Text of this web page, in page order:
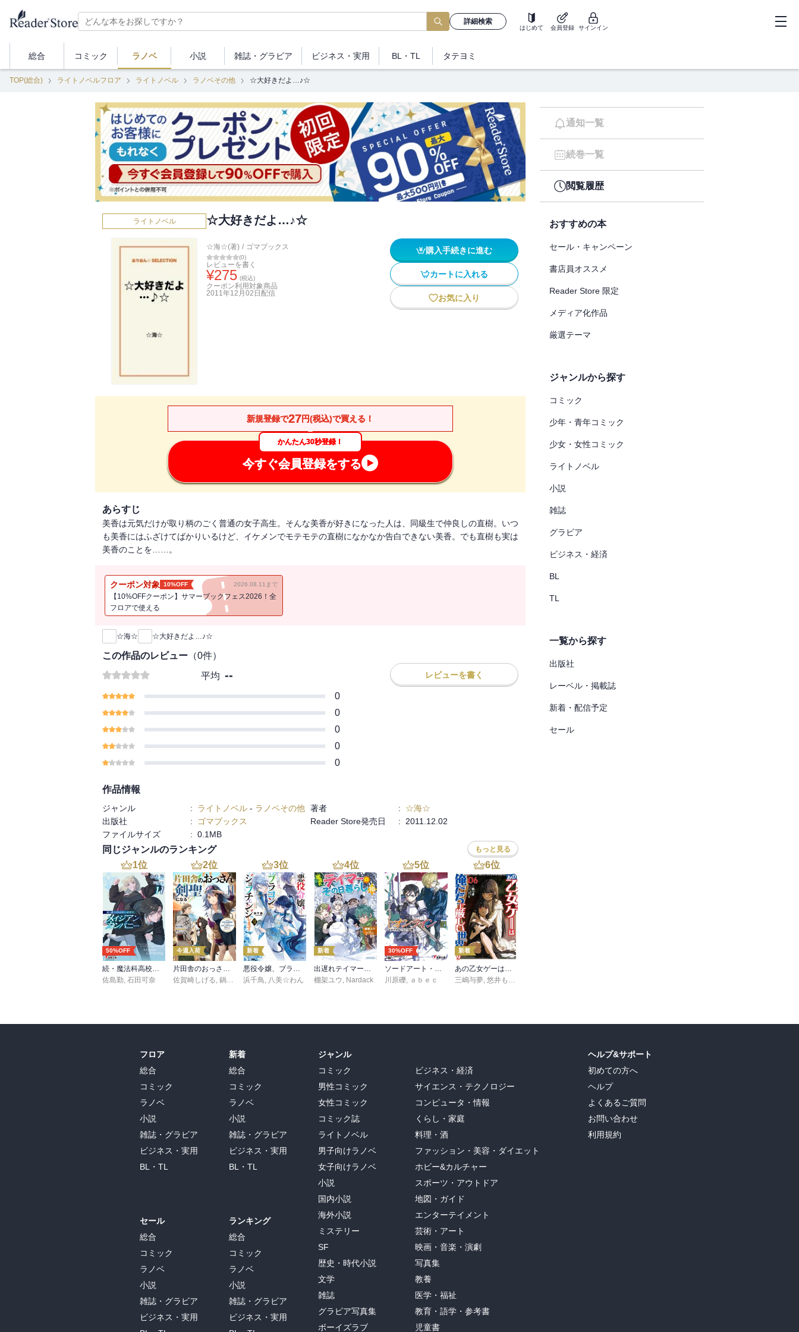
詳細検索
はじめて 会員登録 サインイン
総合 コミック ラノベ 小説 雑誌・ グラビア ビジネス ・実用 BL・TL タテヨミ
TOP(総合) ライトノベルフロア ライトノベル ラノベその他 ☆大好きだよ…♪☆
ライトノベル ☆大好きだよ…♪☆
☆海☆(著) / ゴマブックス
(0)
レビューを書く
¥275 (税込)
クーポン利用対象商品
2011年12月02日 配信
購入手続きに進む
カートに入れる
お気に入り
新規登録で27円(税込)で買える！
かんたん30秒登録！
今すぐ会員登録をする
あらすじ
美香は元気だけが取り柄のごく普通の女子高生。そんな美香が好きになった人は、同級生で仲良しの直樹。いつ
も美香にはふざけてばかりいるけど、イケメンでモテモテの直樹になかなか告白できない美香。でも直樹も実は
美香のことを……。
クーポン対象 10%OFF 2026.08.11まで
【10%OFFクーポン】サマーブックフェス2026！全
フロアで使える
新刊通知
☆海☆ ☆大好きだよ…♪☆
この作品のレビュー （0件）
平均 -- レビューを書く
0
0
0
0
0
作品情報
ジャンル : ライトノベル - ラノベその他 著者 :
☆海☆
出版社
: ゴマブックス Reader Store発売日 :
2011.12.02
ファイルサイズ
: 0.1MB
同じジャンルのランキング もっと見る
1位
50%OFF
続・魔法科高校の劣等生 メイジアン・カンパニー(11)
佐島勤, 石田可奈
2位
今週入荷
片田舎のおっさん、剣聖になる 11 ～ただの田舎の剣術師範だったのに、大成した弟子たちが俺を放ってくれない件～
佐賀崎しげる, 鍋島テツヒロ
3位
新着
悪役令嬢、ブラコンにジョブチェンジします９【電子特典付き】
浜千鳥, 八美☆わん
4位
新着
出遅れテイマーのその日暮らし 16
棚架ユウ, Nardack
5位
30%OFF
ソードアート・オンライン29 ユナイタル・リングVIII
川原礫, ａｂｅｃ
6位
新着
あの乙女ゲーは俺たちに厳しい世界です 6
三嶋与夢,悠井もげ
通知一覧
続巻一覧
閲覧履歴
おすすめの本
セール・キャンペーン
書店員オススメ
Reader Store 限定
メディア化作品
厳選テーマ
ジャンルから探す
コミック
少年・青年コミック
少女・女性コミック
ライトノベル
小説
雑誌
グラビア
ビジネス・経済
BL
TL
一覧から探す
出版社
レーベル・掲載誌
新着・配信予定
セール
フロア
総合
コミック
ラノベ
小説
雑誌・グラビア
ビジネス・実用
BL・TL
セール
総合
コミック
ラノベ
小説
雑誌・グラビア
ビジネス・実用
新着
総合
コミック
ラノベ
小説
雑誌・グラビア
ビジネス・実用
BL・TL
ランキング
総合
コミック
ラノベ
小説
雑誌・グラビア
ビジネス・実用
ジャンル
コミック
男性コミック
女性コミック
コミック誌
ライトノベル
男子向けラノベ
女子向けラノベ
小説
国内小説
海外小説
ミステリー
SF
歴史・時代小説
文学
雑誌
グラビア写真集
ボーイズラブ
ビジネス・経済
サイエンス・テクノロジー
コンピュータ・情報
くらし・家庭
料理・酒
ファッション・美容・ダイエット
ホビー&カルチャー
スポーツ・アウトドア
地図・ガイド
エンターテイメント
芸術・アート
映画・音楽・演劇
写真集
教養
医学・福祉
教育・語学・参考書
児童書
ヘルプ&サポート
初めての方へ
ヘルプ
よくあるご質問
お問い合わせ
利用規約